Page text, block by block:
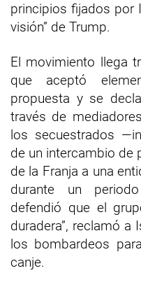
principios fijados por
visión” de Trump.
El movimiento llega
que aceptó
propuesta y se
través de
los secuestrados
de un intercambio de
de la Franja a una
durante un
defendió que el
duradera”, reclamó a
los bombardeos
canje.